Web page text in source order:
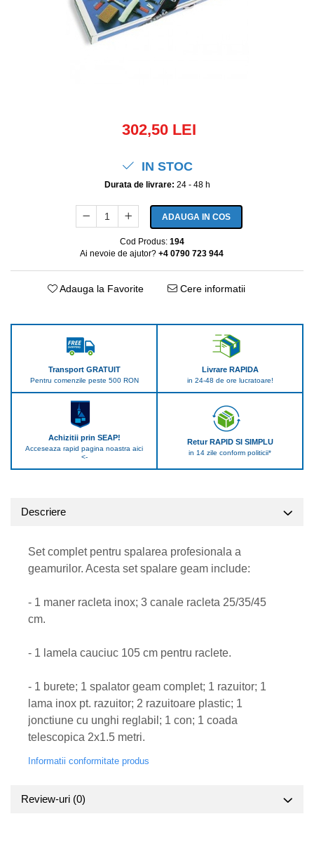
302,50 LEI
IN STOC
Durata de livrare: 24 - 48 h
ADAUGA IN COS
Cod Produs: 194
Ai nevoie de ajutor? +4 0790 723 944
Adauga la Favorite Cere informatii
Transport GRATUIT
Pentru comenzile peste 500 RON
Livrare RAPIDA
in 24-48 de ore lucratoare!
Achizitii prin SEAP!
Acceseaza rapid pagina noastra aici
<-
Retur RAPID SI SIMPLU
in 14 zile conform politicii*
Descriere
Set complet pentru spalarea profesionala a
geamurilor. Acesta set spalare geam include:
- 1 maner racleta inox; 3 canale racleta 25/35/45
cm.
- 1 lamela cauciuc 105 cm pentru raclete.
- 1 burete; 1 spalator geam complet; 1 razuitor; 1
lama inox pt. razuitor; 2 razuitoare plastic; 1
jonctiune cu unghi reglabil; 1 con; 1 coada
telescopica 2x1.5 metri.
Informatii conformitate produs
Review-uri (0)